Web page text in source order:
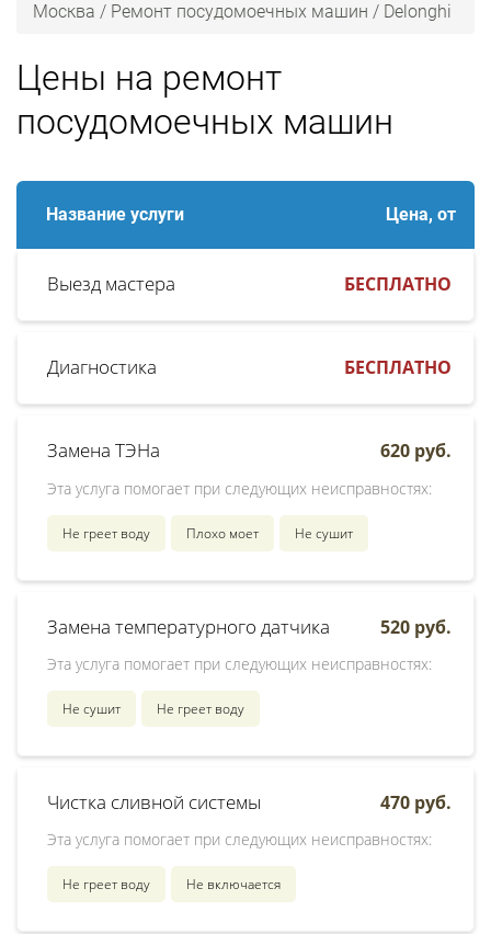
Москва / Ремонт посудомоечных машин / Delonghi
Цены на ремонт
посудомоечных машин
Название услуги Цена, от
Выезд мастера БЕСПЛАТНО
Диагностика БЕСПЛАТНО
Замена ТЭНа
Эта услуга помогает при следующих неисправностях:
Не греет воду Плохо моет Не сушит
620 руб.
Замена температурного датчика
Эта услуга помогает при следующих неисправностях:
Не сушит Не греет воду
520 руб.
Чистка сливной системы
Эта услуга помогает при следующих неисправностях:
Не греет воду Не включается
470 руб.